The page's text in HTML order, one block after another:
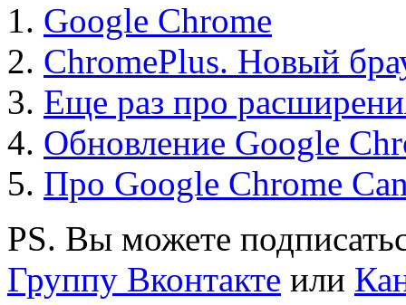
Google Chrome
ChromePlus. Новый
Еще раз про
Обновление Google
Про Google Chrome
PS. Вы можете
Группу Вконтакте или